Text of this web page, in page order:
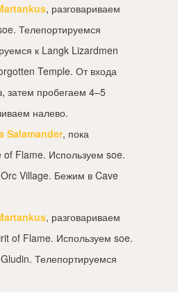
, разговариваем
Телепортируемся
к Langk Lizardmen
Temple. От входа
затем пробегаем 4–5
налево.
Salamander, пока
Flame. Используем soe.
Village. Бежим в Cave
, разговариваем
of Flame. Используем soe.
Телепортируемся